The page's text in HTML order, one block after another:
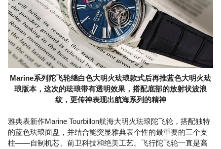
Marine系列陀飞轮继白色大明火珐琅款式后再推蓝色大明火珐
琅版本，这次的珐琅带有透明效果，搭配底部的放射状波浪
纹，更传神表现出航海系列的精神
雅典表新作Marine Tourbillon航海大明火珐琅陀飞轮，搭配独特
的蓝色珐琅面盘，并结合能突显雅典表个性的最重要的三个支
柱——自制机芯、前卫科技和绝美工艺。飞行陀飞轮一直是高